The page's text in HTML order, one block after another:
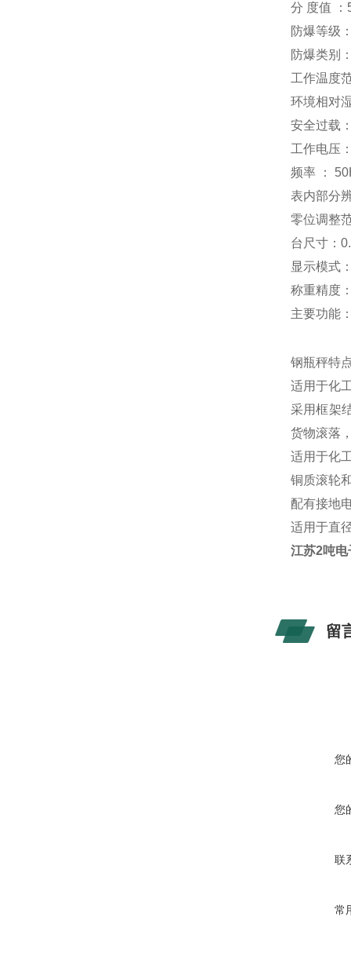
分 度值 ：
防爆等级
防爆类别
工作温度
环境相对
安全过载
工作电压
频率 ：
表内部分
零位调整
台尺寸：
显示模式
称重精度
主要功能
钢瓶秤特
适用于化
采用框架
货物滚落
适用于化
铜质滚轮
配有接地
适用于直
江苏2吨
留
您
您
联
常